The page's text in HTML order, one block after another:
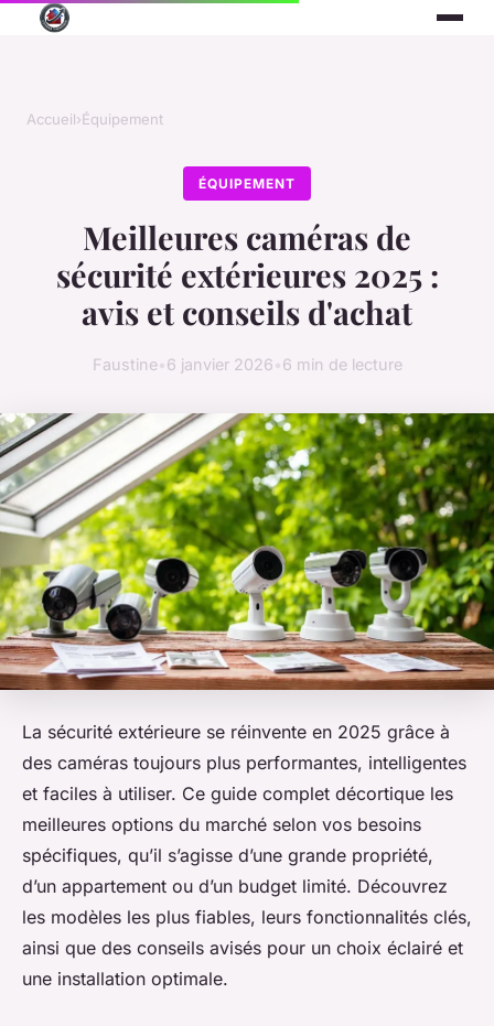
Accueil›Équipement
ÉQUIPEMENT
Meilleures caméras de
sécurité extérieures 2025 :
avis et conseils d'achat
Faustine• 6 janvier 2026 6 min de lecture
La sécurité extérieure se réinvente en 2025 grâce à
des caméras toujours plus performantes, intelligentes
et faciles à utiliser. Ce guide complet décortique les
meilleures options du marché selon vos besoins
spécifiques, qu’il s’agisse d’une grande propriété,
d’un appartement ou d’un budget limité. Découvrez
les modèles les plus fiables, leurs fonctionnalités clés,
ainsi que des conseils avisés pour un choix éclairé et
une installation optimale.